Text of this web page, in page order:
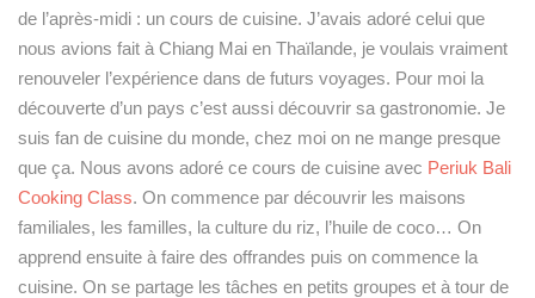
de l’après-midi : un cours de cuisine. J’avais adoré celui que
nous avions fait à Chiang Mai en Thaïlande, je voulais vraiment
renouveler l’expérience dans de futurs voyages. Pour moi la
découverte d’un pays c’est aussi découvrir sa gastronomie. Je
suis fan de cuisine du monde, chez moi on ne mange presque
que ça. Nous avons adoré ce cours de cuisine avec Periuk Bali
Cooking Class. On commence par découvrir les maisons
familiales, les familles, la culture du riz, l’huile de coco… On
apprend ensuite à faire des offrandes puis on commence la
cuisine. On se partage les tâches en petits groupes et à tour de